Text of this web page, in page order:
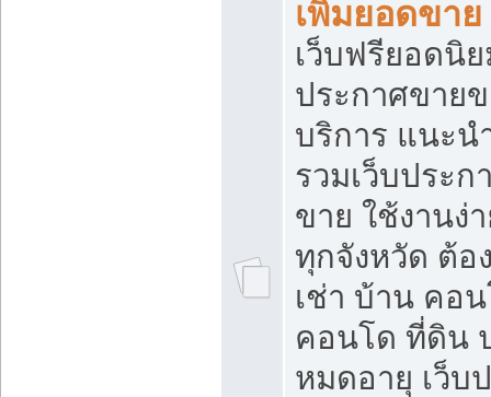
เพิ่มยอดขา
เว็บฟรียอดนิ
ประกาศขาย
บริการ แนะน
รวมเว็บประก
ขาย ใช้งานง่
ทุกจังหวัด ต้อ
เช่า บ้าน คอ
คอนโด ที่ดิน
หมดอายุ เว็บ